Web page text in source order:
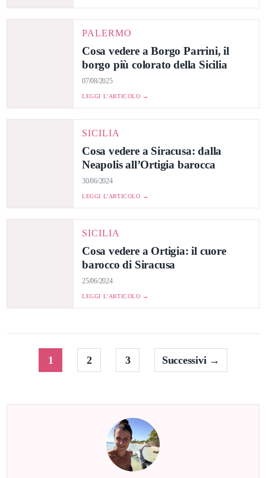
PALERMO
Cosa vedere a Borgo Parrini, il
borgo più colorato della Sicilia
07/08/2025
LEGGI L’ARTICOLO →
SICILIA
Cosa vedere a Siracusa: dalla
Neapolis all’Ortigia barocca
30/06/2024
LEGGI L’ARTICOLO →
SICILIA
Cosa vedere a Ortigia: il cuore
barocco di Siracusa
25/06/2024
LEGGI L’ARTICOLO →
Paginazione
degli
1 2 3 Successivi →